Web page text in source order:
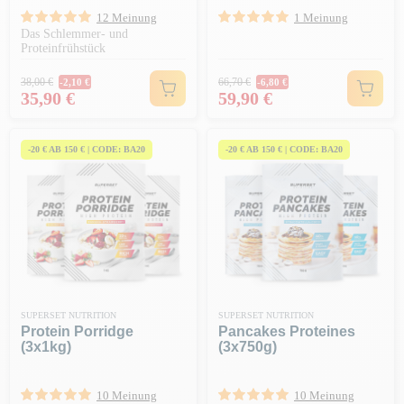
12 Meinung
Das Schlemmer- und
Proteinfrühstück
Regulärer Preis
38,00 € -2,10 €
Preis
35,90 €
1 Meinung
Regulärer Preis
66,70 € -6,80 €
Preis
59,90 €
-20 € AB 150 € | CODE: BA20
SUPERSET NUTRITION
Protein Porridge
(3x1kg)
10 Meinung
-20 € AB 150 € | CODE: BA20
SUPERSET NUTRITION
Pancakes Proteines
(3x750g)
10 Meinung